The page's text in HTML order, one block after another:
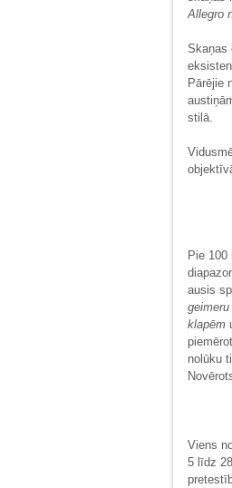
Allegro
Skaņas
Pārējie
stilā.
Pie 100
ausis
geimeru
klapēm
nolūku
Viens
5 līdz